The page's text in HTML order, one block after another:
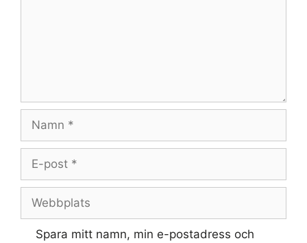
post
Spara mitt namn, min e-postadress och